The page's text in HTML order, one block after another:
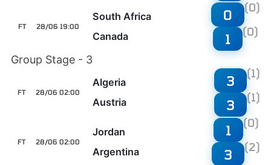
28/06 19:00
FT
South Africa
Canada
0 (0)
1 (0)
Group Stage - 3
28/06 02:00
FT
Algeria
Austria
3 (1)
3 (1)
28/06 02:00
FT
Jordan
Argentina
1 (0)
3 (2)